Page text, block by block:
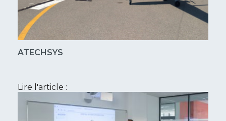
ATECHSYS
Lire l'article :